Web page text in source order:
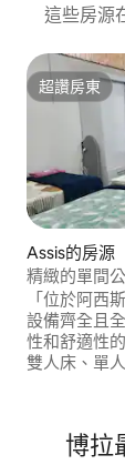
這些房源
超讚房東
超讚房東
Assis的房源
精緻的單間
Fema/
「位於阿西
設備齊全且
性和舒適性
雙人床、單
FEMA 500
博拉